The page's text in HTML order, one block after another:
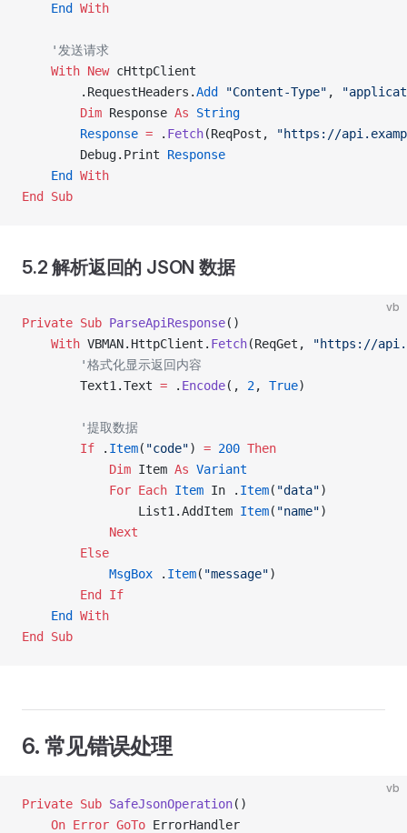
    End
With
    '发送请求
    With New
cHttpClient
        .RequestHeaders.
Add "Content-Type" ,
        Dim
Response As String
        Response
= . Fetch(ReqPost,
"https://
        Debug.Print
Response
    End
With
End Sub
5.2 解析返回的 JSON 数据
vb
Private Sub ParseApiResponse()
    With
VBMAN.HttpClient. Fetch(ReqGet,
"https://
        '格式化显示返回内容
        Text1.Text
= . Encode(, 2, True)
        '提取数据
        If
. Item( "code") = 200 Then
            Dim
Item As Variant
            For
Each Item In . Item( "data")
                List1.AddItem
Item( "name")
            Next
        Else
            MsgBox
. Item( "message")
        End If
    End
With
End Sub
6. 常见错误处理
vb
Private Sub SafeJsonOperation()
    On Error GoTo
ErrorHandler